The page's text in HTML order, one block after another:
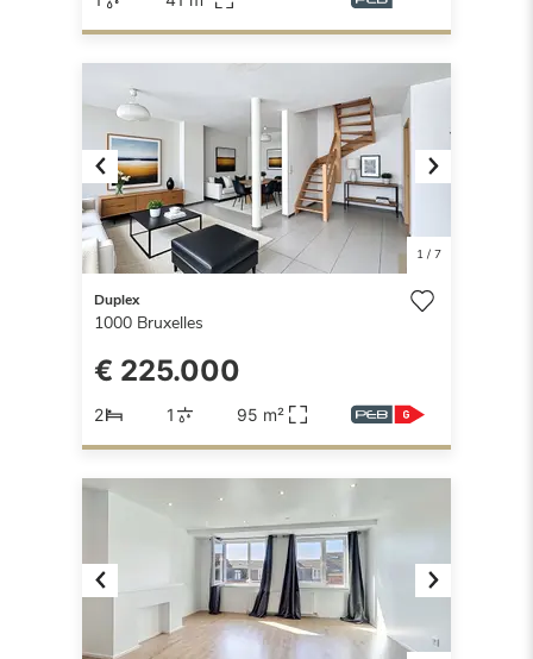
Previous Next
1/ 7
Duplex
1000 Bruxelles
€ 225.000
2 1 95 m²
Previous Next